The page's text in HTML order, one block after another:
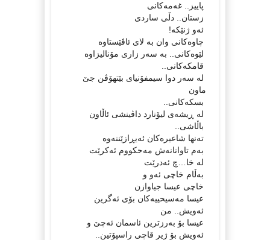
پاییز.. غه‌مه‌کانی
زستان.. دڵی ساردی
ئه‌و ژنێکه!
چاوه‌کانی وان به‌ لای ئاڤێستاوه‌
لێوه‌کانی.. به‌ سه‌ر زاری مۆنالیزاوه‌
قامکه‌کانی..
له‌ سه‌ر دوا سیمفۆنیای بێتهۆڤن جێ
ماون
بسکه‌کانی..
له‌ ڕیشه‌ی لیۆنارد داڤینشی ئاڵاون‌
باڵاشی..
ته‌نها شاعیره‌کان ئه‌یڕازێننه‌وه‌
به‌م تاوانانه‌ش مه‌حکووم ئه‌کرێت
له‌ خا…چ ئه‌درێت
به‌ڵام خاچی ئه‌و و
خاچی عیسا جیاوازن
عیسا مه‌سیحییه‌کان بۆی ئه‌گرین
ئه‌ویش.. من
عیسا بۆ به‌رزترین ئاسمان ئه‌چێ و
ئه‌ویش بۆ ژیر قاچی راسپۆتین..